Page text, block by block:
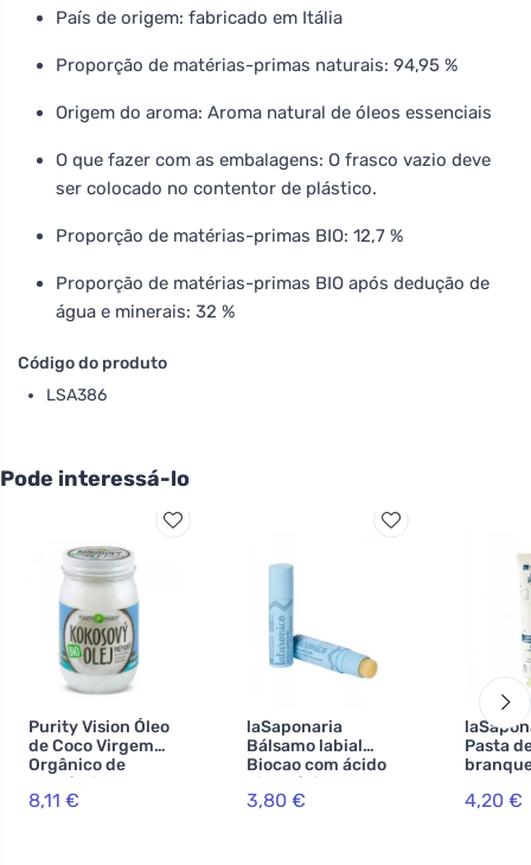
País de origem: fabricado em Itália
Proporção de matérias-primas naturais: 94,95 %
Origem do aroma: Aroma natural de óleos essenciais
O que fazer com as embalagens: O frasco vazio deve
ser colocado no contentor de plástico.
Proporção de matérias-primas BIO: 12,7 %
Proporção de matérias-primas BIO após dedução de
água e minerais: 32 %
Código do produto
LSA386
Pode interessá-lo
Purity Vision Óleo
de Coco Virgem
Orgânico de
Comércio Justo
420 ml
8,11 €
laSaponaria
Bálsamo labial
Biocao com ácido
hialurónico BIO
(5,7 ml)
3,80 €
Pasta
BIO de
4,20 €